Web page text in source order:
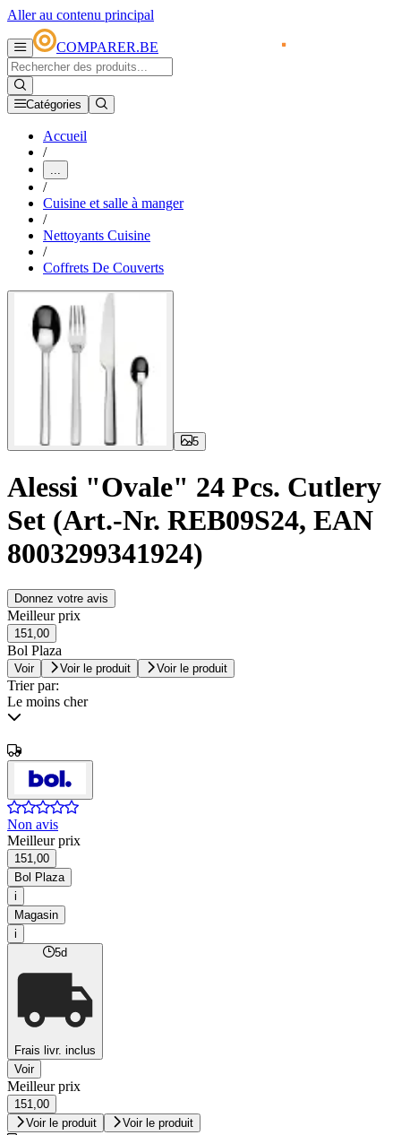
Aller au contenu principal
COMPARER.BE
Catégories
Accueil
/
...
/
Cuisine et salle à manger
/
Nettoyants Cuisine
/
Coffrets De Couverts
5
Alessi "Ovale" 24 Pcs. Cutlery
Set (Art.-Nr. REB09S24, EAN
8003299341924)
Donnez votre avis
Meilleur prix
151,00
Bol Plaza
Voir Voir le produit Voir le produit
Trier par:
Le moins cher
Non avis
Meilleur prix
151,00
Bol Plaza
i
Magasin
i
5d
Frais livr. inclus
Voir
Meilleur prix
151,00
Voir le produit
Voir le produit